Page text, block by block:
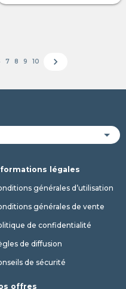
7 8 9 10 chevron_right
légales
générales d’utilisation
générales de vente
de confidentialité
de diffusion
de sécurité
offres